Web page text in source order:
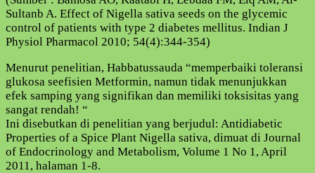
Sultanb A. Effect of Nigella sativa seeds on the glycemic
control of patients with type 2 diabetes mellitus. Indian J
Physiol Pharmacol 2010; 54(4):344-354)
Menurut penelitian, Habbatussauda “memperbaiki toleransi
glukosa seefisien Metformin, namun tidak menunjukkan
efek samping yang signifikan dan memiliki toksisitas yang
sangat rendah! “
Ini disebutkan di penelitian yang berjudul: Antidiabetic
Properties of a Spice Plant Nigella sativa, dimuat di Journal
of Endocrinology and Metabolism, Volume 1 No 1, April
2011, halaman 1-8.